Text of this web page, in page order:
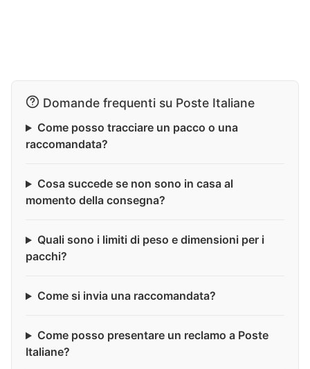
Domande frequenti su Poste Italiane
Come posso tracciare un pacco o una
raccomandata?
Cosa succede se non sono in casa al
momento della consegna?
Quali sono i limiti di peso e dimensioni per i
pacchi?
Come si invia una raccomandata?
Come posso presentare un reclamo a Poste
Italiane?